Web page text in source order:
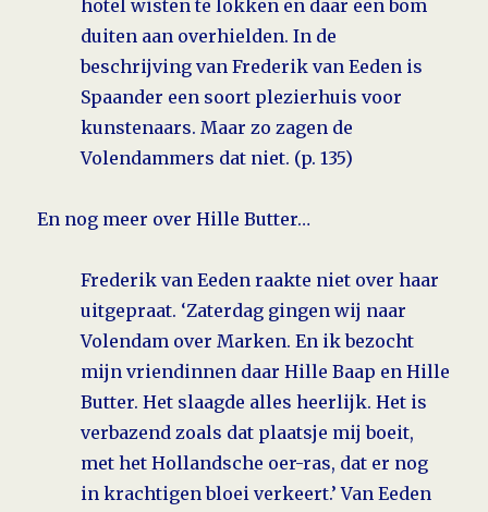
hotel wisten te lokken en daar een bom
duiten aan overhielden. In de
beschrijving van Frederik van Eeden is
Spaander een soort plezierhuis voor
kunstenaars. Maar zo zagen de
Volendammers dat niet. (p. 135)
En nog meer over Hille Butter…
Frederik van Eeden raakte niet over haar
uitgepraat. ‘Zaterdag gingen wij naar
Volendam over Marken. En ik bezocht
mijn vriendinnen daar Hille Baap en Hille
Butter. Het slaagde alles heerlijk. Het is
verbazend zoals dat plaatsje mij boeit,
met het Hollandsche oer-ras, dat er nog
in krachtigen bloei verkeert.’ Van Eeden